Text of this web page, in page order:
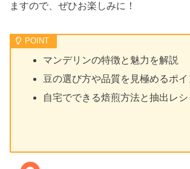
ますので、ぜひお楽しみに！
マンデリンの特徴と魅力を解説
豆の選び方や品質を見極めるポイ
自宅でできる焙煎方法と抽出レシ